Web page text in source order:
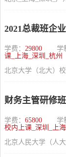
2021总裁班企
学费： 29800 学
课_上海_深圳_杭州
北京大学（北大）
财务主管研修班
学费： 65800 学
校内上课_深圳_上海
北京人民大学（人